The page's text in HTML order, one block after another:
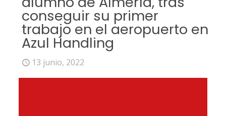
conseguir su primer
trabajo en el aeropuerto en
Azul Handling
13 junio, 2022